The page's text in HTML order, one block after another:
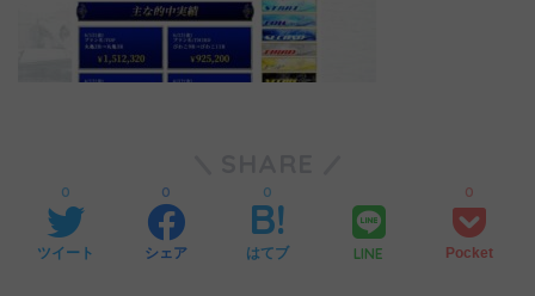
ツイート
0
シェア
0
はてブ
0
LINE Pocket
0